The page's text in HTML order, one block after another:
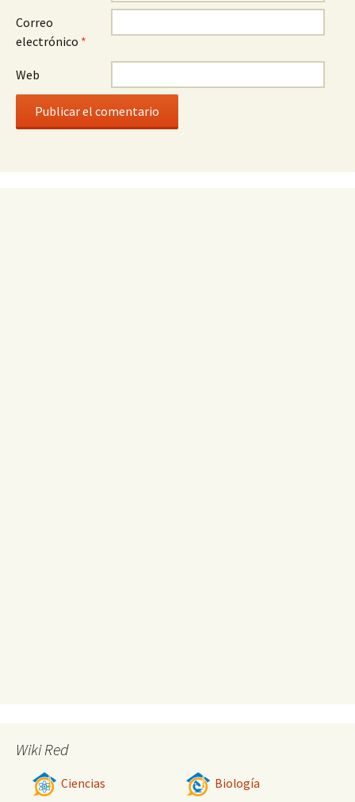
Correo
electrónico *
Web
Wiki Red
Ciencias Biología